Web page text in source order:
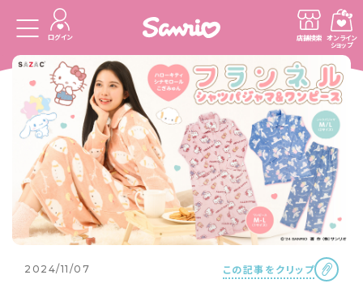
ログイン 店舗検索 オンライン
ショップ
2024/11/07 この記事をクリップ